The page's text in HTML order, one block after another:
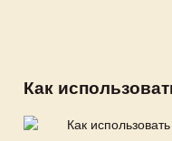
Как